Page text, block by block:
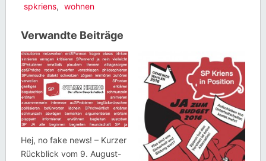
spkriens, wohnen
Verwandte Beiträge
Hej, no fake news! – Kurzer
Rückblick vom 9. August-